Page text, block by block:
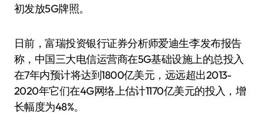
初发放5G牌照。
日前，富瑞投资银行证券分析师爱迪生·李发布报告
称，中国三大电信运营商在5G基础设施上的总投入
在7年内预计将达到1800亿美元，远远超出2013-
2020年它们在4G网络上估计1170亿美元的投入，增
长幅度为48%。